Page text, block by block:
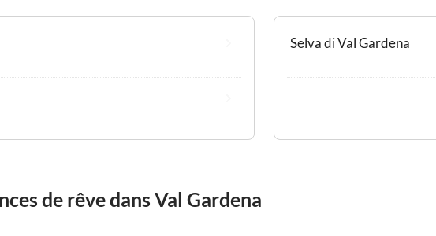
Selva di Val Gardena
de rêve dans Val Gardena